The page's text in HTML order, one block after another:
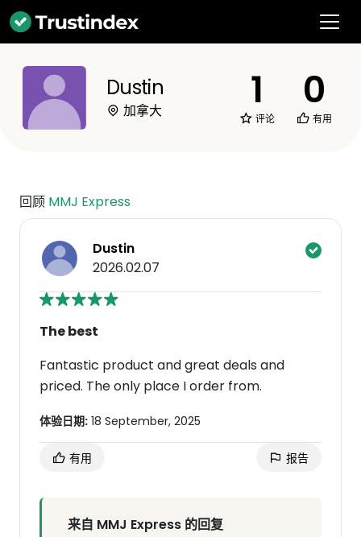
Dustin
加拿大 1
评论
0
有用
回顾 MMJ Express
Dustin
2026.02.07
The best
Fantastic product and great deals and
priced. The only place I order from.
体验日期: 18 September, 2025
有用 报告
来自 MMJ Express 的回复